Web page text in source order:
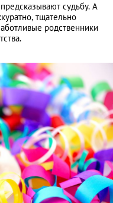
судьбу. А
тщательно
родственники